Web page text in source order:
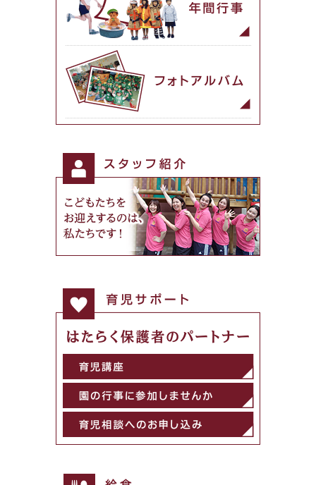
園児たちの一日
年間行事
フォトアルバム
スタッフ紹介
こどもたちをお迎えするのは、私たちです。
育児サポート
育児講座
園の行事に参加しませんか